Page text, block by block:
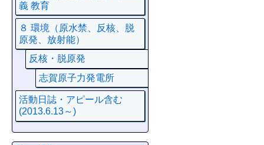
義 教育
８ 環境（原水禁、反核、脱
原発、放射能）
反核・脱原発
志賀原子力発電所
活動日誌・アピール含む
(2013.6.13～)